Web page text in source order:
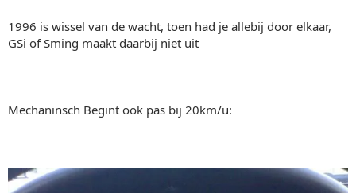
1996 is wissel van de wacht, toen had je allebij door elkaar,
GSi of Sming maakt daarbij niet uit
Mechaninsch Begint ook pas bij 20km/u: